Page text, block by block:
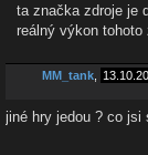
ta značka zdroje je
reálný výkon tohoto
MM_tank
jiné hry jedou ? co